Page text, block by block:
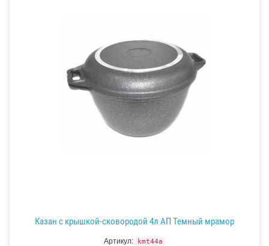
Казан с крышкой-сковородой 4л АП Темный мрамор
Артикул: kmt44a